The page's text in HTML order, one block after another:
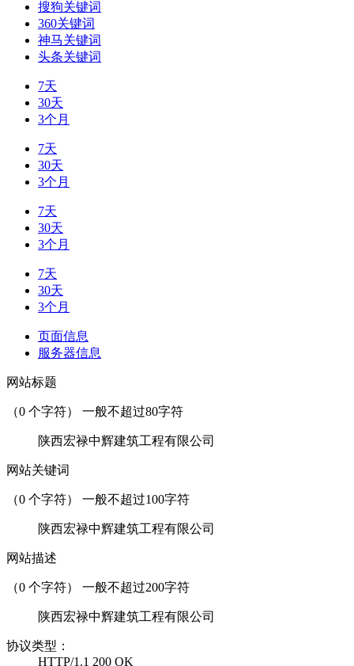
搜狗关键词
360关键词
神马关键词
头条关键词
7天
30天
3个月
7天
30天
3个月
7天
30天
3个月
7天
30天
3个月
页面信息
服务器信息
网站标题
（0 个字符） 一般不超过80字符
陕西宏禄中辉建筑工程有限公司
网站关键词
（0 个字符） 一般不超过100字符
陕西宏禄中辉建筑工程有限公司
网站描述
（0 个字符） 一般不超过200字符
陕西宏禄中辉建筑工程有限公司
协议类型：
HTTP/1.1 200 OK